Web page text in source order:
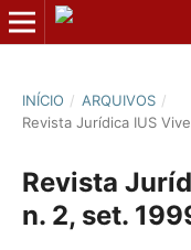
INÍCIO / ARQUIVOS /
Revista Jurídica IUS
Revista
n. 2, set.